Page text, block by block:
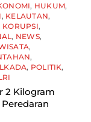
, HUKUM,
, KELAUTAN,
KORUPSI,
, NEWS,
,
,
, POLITIK,
2 Kilogram